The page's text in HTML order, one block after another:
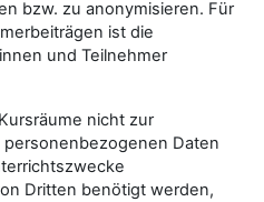
bzw. zu anonymisieren. Für
ist die
und Teilnehmer
nicht zur
Daten
Dritten benötigt werden,